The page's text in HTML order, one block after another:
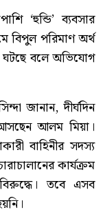
‘হুন্ডি’ ব্যবসার
বিপুল পরিমাণ অর্থ
ঘটছে বলে অভিযোগ
জানান, দীর্ঘদিন
আসছেন আলম মিয়া।
বাহিনীর সদস্য
কার্যক্রম
তবে এসব